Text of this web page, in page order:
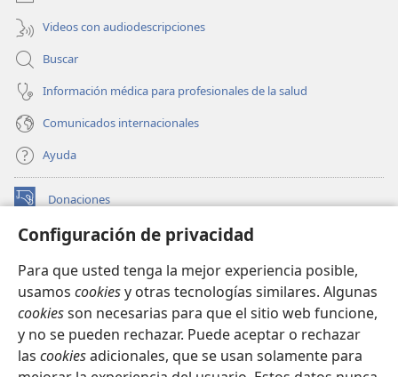
Configuración de privacidad
Para que usted tenga la mejor experiencia posible,
usamos cookiesy otras tecnologías similares. Algunas
cookiesson necesarias para que el sitio web funcione,
y no se pueden rechazar. Puede aceptar o rechazar
las cookiesadicionales, que se usan solamente para
Videos con audiodescripciones
Buscar
Información médica para profesionales de la salud
Comunicados internacionales
Ayuda
Donaciones
(abre
nueva BIBLIOTECA EN LÍNEA Watchtower™
una
nueva
ventana)
JW Hub
(abre
una
nueva
ventana)
JW Library
Watchtower Library